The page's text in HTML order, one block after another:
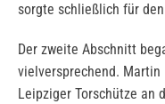
sorgte schließlich für
Der zweite Abschnitt
vielversprechend.
Leipziger Torschütze an